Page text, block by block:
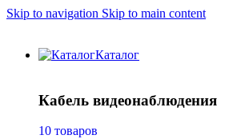
Skip to navigation Skip to main content
Каталог
Кабель видеонаблюдения
10 товаров